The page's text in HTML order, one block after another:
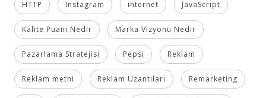
HTTP Instagram internet JavaScript
Kalite Puanı Nedir Marka Vizyonu Nedir
Pazarlama Stratejisi Pepsi Reklam
Reklam metni Reklam Uzantıları Remarketing